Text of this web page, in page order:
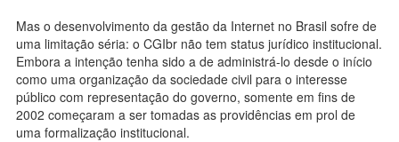
Mas o desenvolvimento da gestão da Internet no Brasil sofre de
uma limitação séria: o CGIbr não tem status jurídico institucional.
Embora a intenção tenha sido a de administrá-lo desde o início
como uma organização da sociedade civil para o interesse
público com representação do governo, somente em fins de
2002 começaram a ser tomadas as providências em prol de
uma formalização institucional.